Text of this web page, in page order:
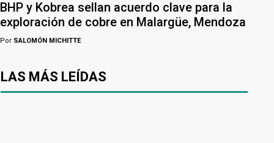
BHP y Kobrea sellan acuerdo clave para la
exploración de cobre en Malargüe, Mendoza
Por SALOMÓN MICHITTE
LAS MÁS LEÍDAS